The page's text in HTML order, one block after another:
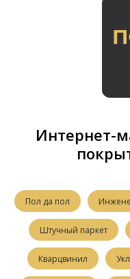
Интернет-
Пол да пол
Штучный паркет
Кварцвинил